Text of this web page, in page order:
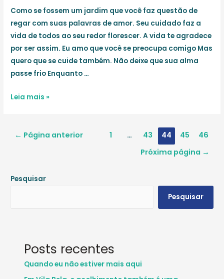
Como se fossem um jardim que você faz questão de
regar com suas palavras de amor. Seu cuidado faz a
vida de todos ao seu redor florescer. A vida te agradece
por ser assim. Eu amo que você se preocupa comigo Mas
quero que se cuide também. Não deixe que sua alma
passe frio Enquanto …
Você
das
Leia mais »
Navegação
← Página anterior 1 … 43 44 45
46
Próxima página →
Pesquisar
Pesquisar
Posts recentes
Quando eu não estiver mais aqui